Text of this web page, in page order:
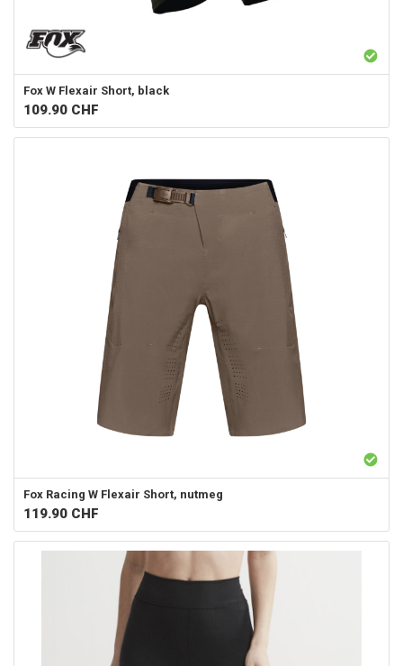
Fox W Flexair Short, black
109.90 CHF
Fox Racing W Flexair Short, nutmeg
119.90 CHF